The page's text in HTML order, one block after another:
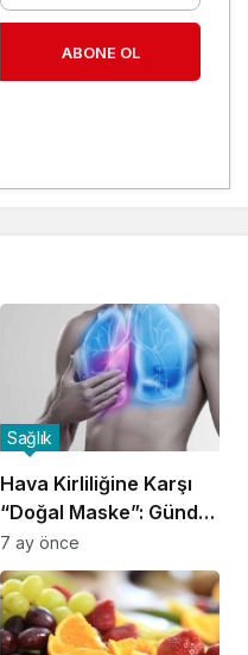
ABONE OL
Hava Kirliliğine Karşı
“Doğal Maske”: Günde
4 Porsiyon Meyve
Sağlık
7 ay önce